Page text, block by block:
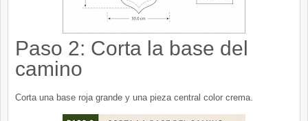
Paso 2: Corta la base del
camino
Corta una base roja grande y una pieza central color crema.